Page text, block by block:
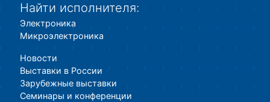
Найти исполнителя:
Электроника
Микроэлектроника
Новости
Выставки в России
Зарубежные выставки
Семинары и конференции